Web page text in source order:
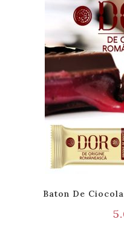
Baton De